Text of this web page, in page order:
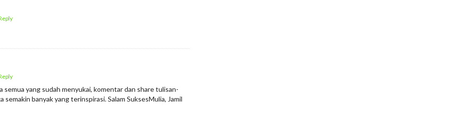
semua yang sudah menyukai, komentar dan share tulisan-
semakin banyak yang terinspirasi. Salam SuksesMulia, Jamil